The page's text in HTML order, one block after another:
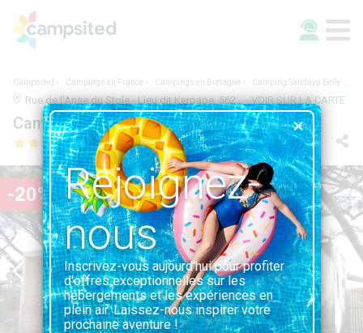
Campsited Campings en France Campings en Bretagne Camping Sandaya Belle Plage
Rue de l'Anse du Stole - Lieu dit Kerpape, 56270, Ploemeur - Lomener, France | 1.2KM DE PLOEMEUR - LOMENER VOIR SUR LA CARTE
Camping Sandaya Belle Plage
-20%
Rejoignez-
nous
Inscrivez-vous aujourd'hui pour profiter
d'offres exceptionnelles sur les
hébergements et les expériences en
plein air. Laissez-nous inspirer votre
prochaine aventure !